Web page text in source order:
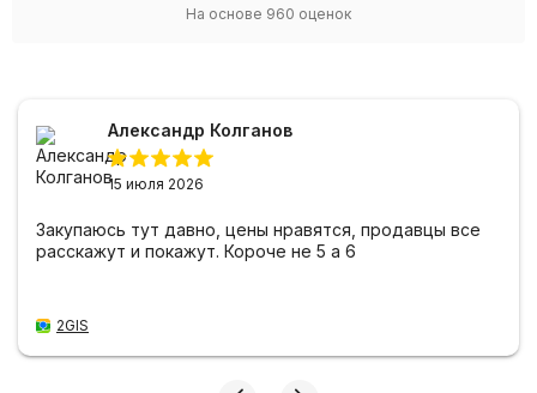
На основе 960 оценок
Александр Колганов
15 июля 2026
Закупаюсь тут давно, цены нравятся, продавцы все
расскажут и покажут. Короче не 5 а 6
2GIS